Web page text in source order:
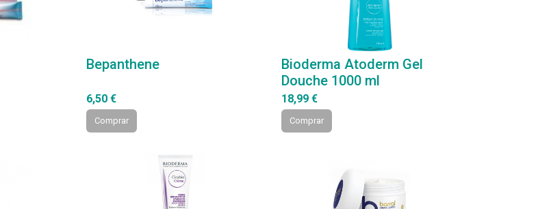
Bepanthene
6,50 €
Comprar
Bioderma Atoderm Gel
Douche 1000 ml
18,99 €
Comprar